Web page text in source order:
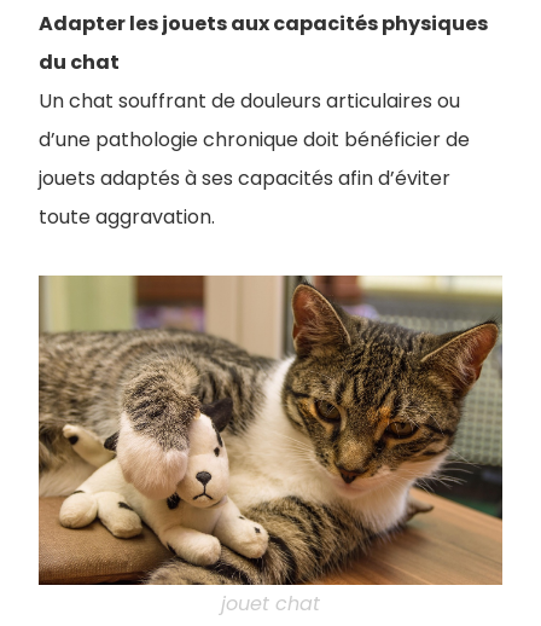
Adapter les jouets aux capacités physiques
du chat
Un chat souffrant de douleurs articulaires ou
d’une pathologie chronique doit bénéficier de
jouets adaptés à ses capacités afin d’éviter
toute aggravation.
jouet chat